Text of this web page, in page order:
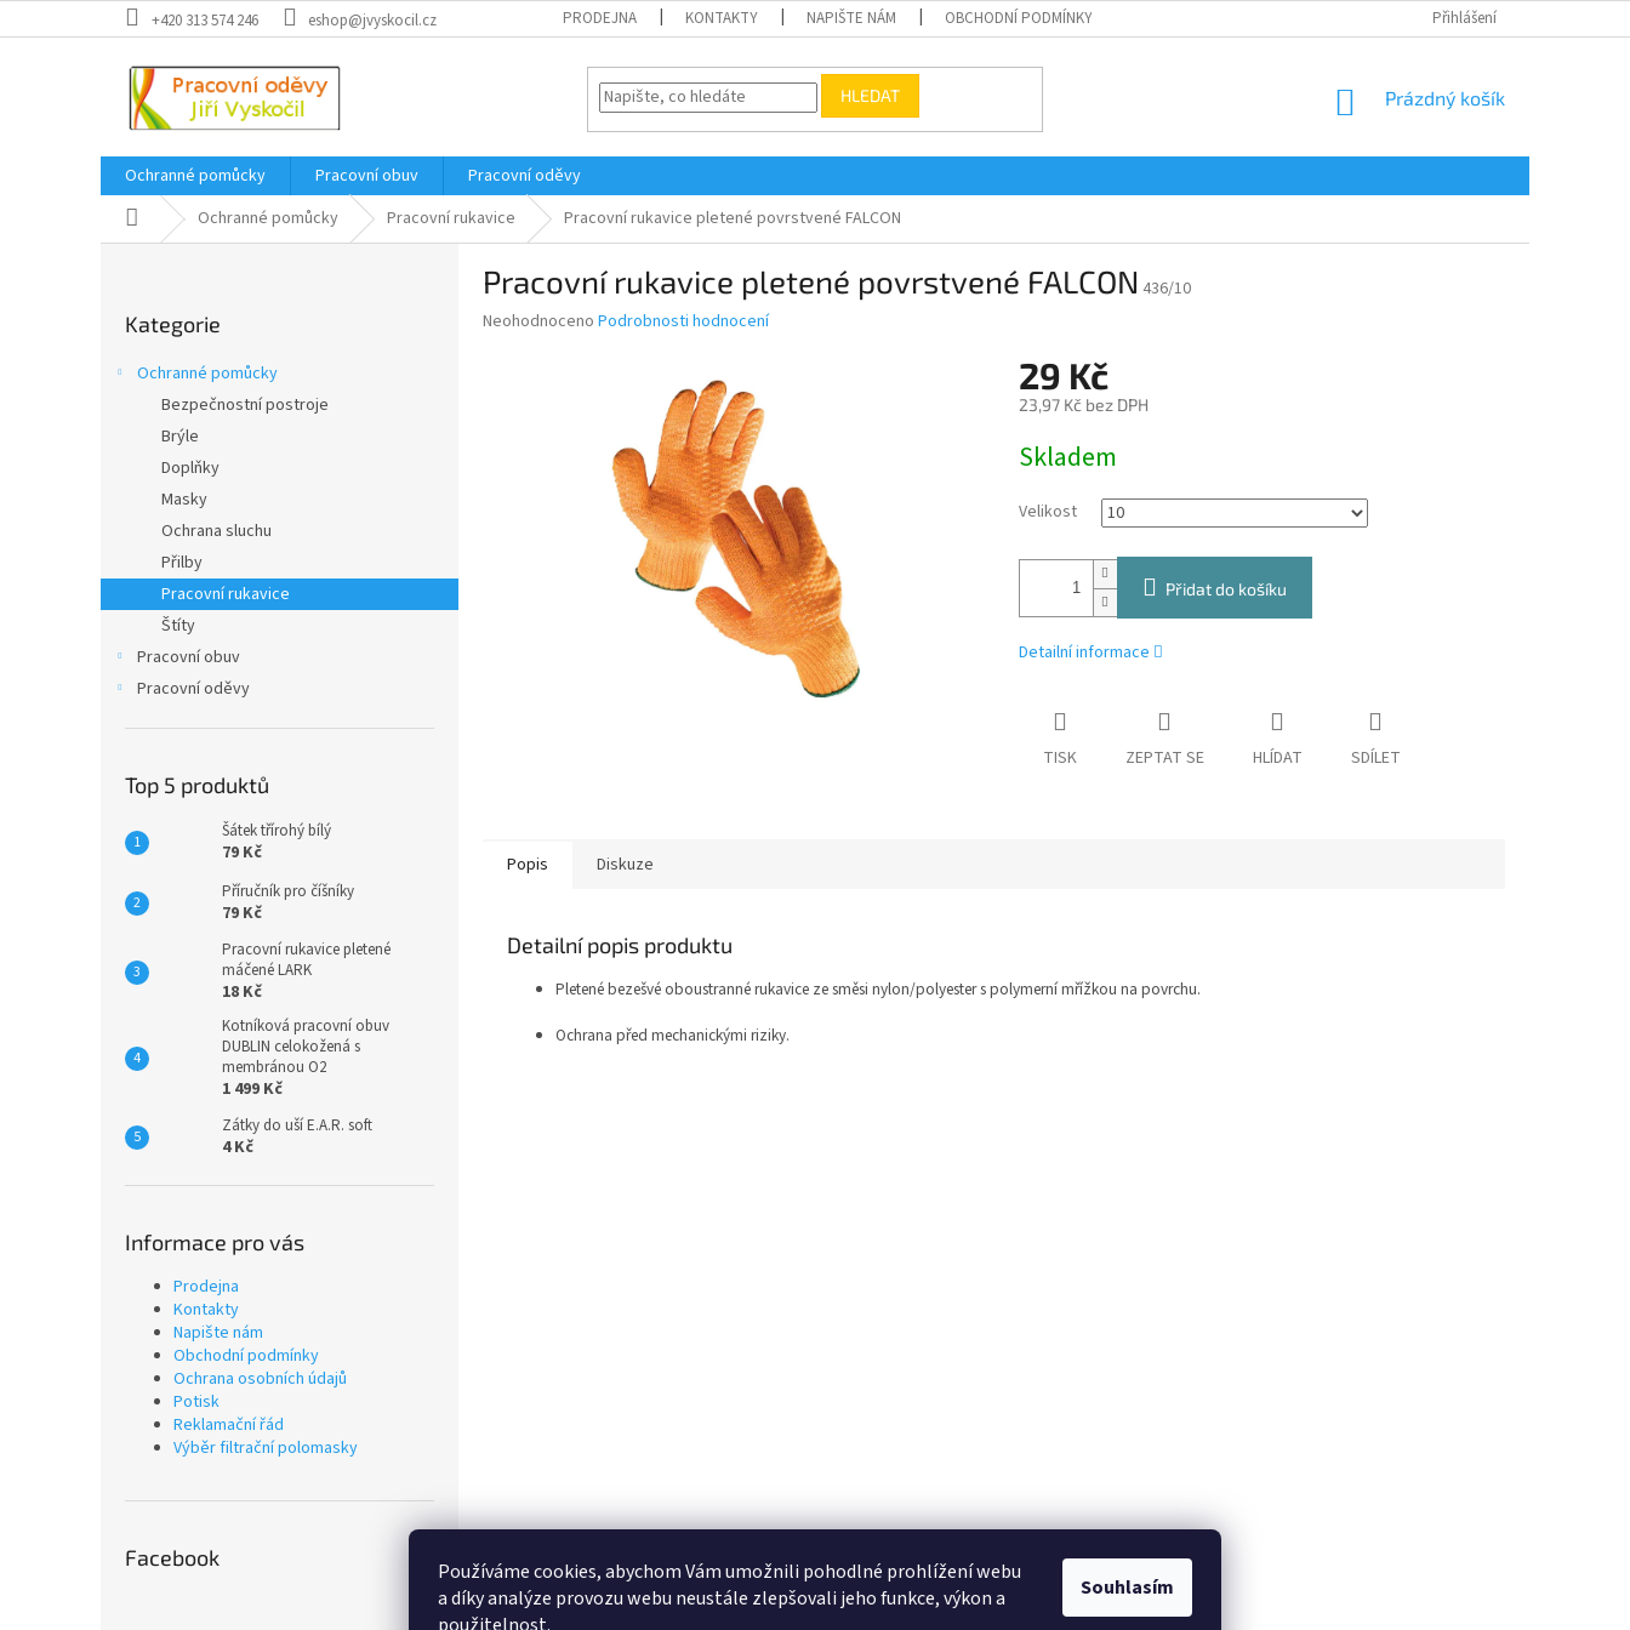
Používáme cookies, abychom Vám umožnili pohodlné prohlížení webu
a díky analýze provozu webu neustále zlepšovali jeho funkce, výkon a
Souhlasím
na
+420 313 574 246 eshop@jvyskocil.cz PRODEJNA KONTAKTY NAPIŠTE NÁM OBCHODNÍ PODMÍNKY REKLAMAČNÍ ŘÁD
Přihlášení
HLEDAT
NÁKUPNÍ
Prázdný košík
Ochranné pomůcky Pracovní obuv
Pracovní oděvy
Domů Ochranné pomůcky Pracovní rukavice Pracovní rukavice pletené povrstvené FALCON
e
l
kategorie
Kategorie
Ochranné pomůcky
Bezpečnostní postroje
Brýle
Doplňky
Masky
Ochrana sluchu
Přilby
Pracovní rukavice
Štíty
Pracovní obuv
Pracovní oděvy
Top 5 produktů
Šátek třírohý bílý
79 Kč
Příručník pro číšníky
79 Kč
Pracovní rukavice pletené
máčené LARK
18 Kč
Kotníková pracovní obuv
DUBLIN celokožená s
membránou O2
1 499 Kč
Zátky do uší E.A.R. soft
4 Kč
Informace pro vás
Prodejna
Kontakty
Napište nám
Obchodní podmínky
Ochrana osobních údajů
Potisk
Reklamační řád
Výběr filtrační polomasky
Facebook
Pracovní rukavice pletené povrstvené FALCON 436/10
Průměrné
Neohodnoceno Podrobnosti hodnocení
29 Kč
23,97 Kč bez DPH
cena:
Skladem
Velikost
Přidat do košíku
Detailní informace
TISK ZEPTAT SE HLÍDAT SDÍLET
Popis Diskuze
Detailní popis produktu
Pletené bezešvé oboustranné rukavice ze směsi nylon/polyester s polymerní mřížkou na povrchu.
Ochrana před mechanickými riziky.